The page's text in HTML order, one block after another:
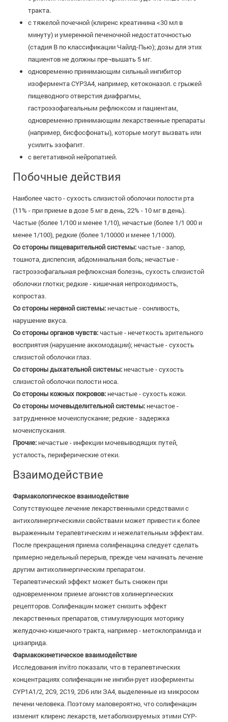
тракта.
с тяжелой почечной (клиренс креатинина <30 мл в
минуту) и умеренной печеночной недостаточностью
(стадия В по классификации Чайлд-Пью); дозы для этих
пациентов не должны пре¬вышать 5 мг.
одновременно принимающим сильный ингибитор
изофермента CYP3A4, например, кетоконазол. с грыжей
пищеводного отверстия диафрагмы,
гастроэзофагеальным рефлюксом и пациентам,
одновременно принимающим лекарственные препараты
(например, бисфосфонаты), которые могут вызвать или
усилить эзофагит.
с вегетативной нейропатией.
Побочные действия
Наиболее часто - сухость слизистой оболочки полости рта
(11% - при приеме в дозе 5 мг в день, 22% - 10 мг в день).
Частые (более 1/100 и менее 1/10), нечастые (более 1/1 000 и
менее 1/100), редкие (более 1/10000 и менее 1/1000).
Со стороны пищеварительной системы:частые - запор,
тошнота, диспепсия, абдоминальная боль; нечастые -
гастроэзофагальная рефлюксная болезнь, сухость слизистой
оболочки глотки; редкие - кишечная непроходимость,
копростаз.
Со стороны нервной системы: нечастые - сонливость,
нарушение вкуса.
Со стороны органов чувств:частые - нечеткость зрительного
восприятия (нарушение аккомодации); нечастые - сухость
слизистой оболочки глаз.
Со стороны дыхательной системы: нечастые - сухость
слизистой оболочки полости носа.
Со стороны кожных покровов: нечастые - сухость кожи.
Со стороны мочевыделительной системы: нечастое -
затрудненное мочеиспускание; редкие - задержка
мочеиспускания.
Прочие: нечастые - инфекции мочевыводящих путей,
усталость, периферические отеки.
Взаимодействие
Фармакологическое взаимодействие
Сопутствующее лечение лекарственными средствами с
антихолинергическими свойствами может привести к более
выраженным терапевтическим и нежелательным эффектам.
После прекращения приема солифенацина следует сделать
примерно недельный перерыв, прежде чем начинать лечение
другим антихолинергическим препаратом.
Терапевтический эффект может быть снижен при
одновременном приеме агонистов холинергических
рецепторов. Солифенацин может снизить эффект
лекарственных препаратов, стимулирующих моторику
желудочно-кишечного тракта, например - метоклопрамида и
цизаприда.
Фармакокинетическое взаимодействие
Исследования invitro показали, что в терапевтических
концентрациях солифенацин не ингиби-рует изоферменты
CYP1A1/2, 2С9, 2С19, 2D6 или ЗА4, выделенные из микросом
печени человека. Поэтому маловероятно, что солифенацин
изменит клиренс лекарств, метаболизируемых этими CYP-